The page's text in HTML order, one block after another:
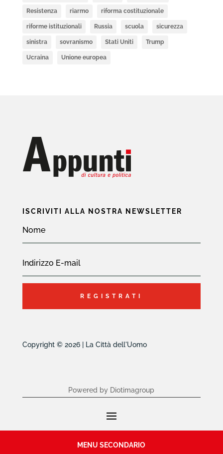
Resistenza riarmo riforma costituzionale
riforme istituzionali Russia scuola sicurezza
sinistra sovranismo Stati Uniti Trump
Ucraina Unione europea
ISCRIVITI ALLA NOSTRA NEWSLETTER
REGISTRATI
Copyright © 2026 | La Città dell'Uomo
Powered by Diotimagroup
MENU SECONDARIO